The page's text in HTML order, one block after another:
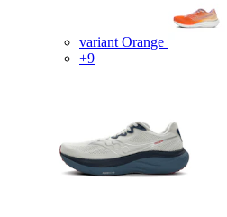
variant Orange
+9